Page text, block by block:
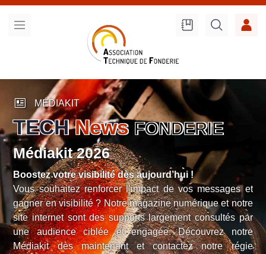
sur le site
TECHNews FONDERIE
Médiakit 2026
newsmode MÉDIAKIT
Boostez votre visibilité dès aujourd’hui !
Vous souhaitez renforcer l’impact de vos messages et
gagner en visibilité ? Notre magazine numérique et notre
site internet sont des supports largement consultés par
une audience ciblée et engagée. Découvrez notre
Médiakit dès maintenant et contactez notre régie